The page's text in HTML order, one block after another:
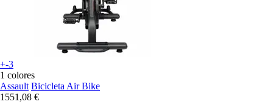
+-3
1 colores
Assault Bicicleta Air Bike
1551,08 €